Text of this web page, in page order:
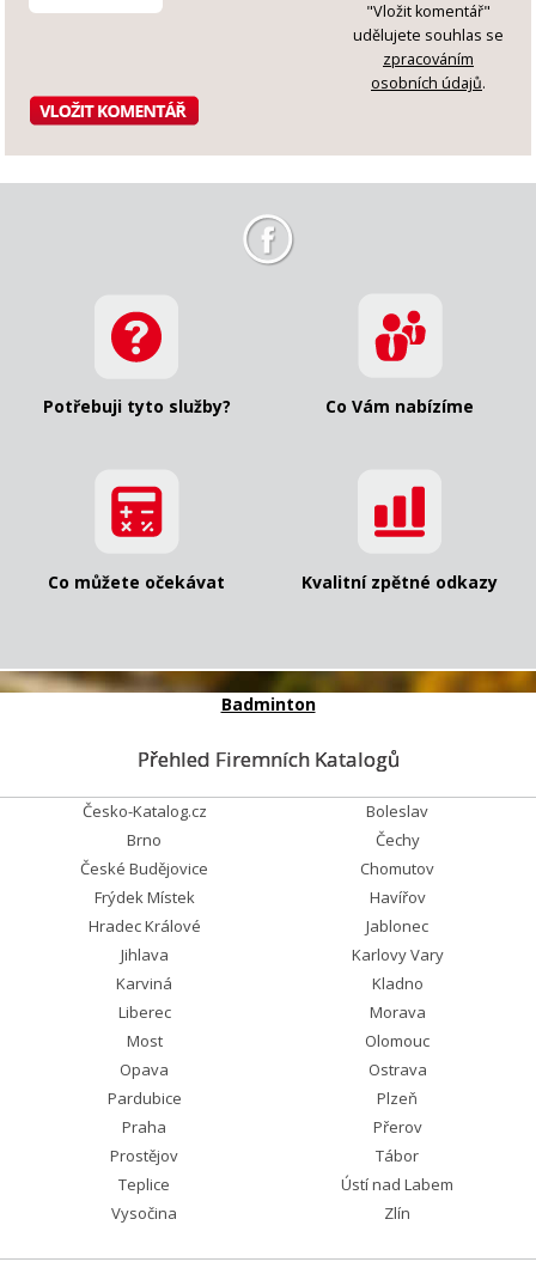
"Vložit komentář"
udělujete souhlas se
zpracováním
osobních údajů.
Potřebuji tyto služby? Co Vám nabízíme
Co můžete očekávat Kvalitní zpětné odkazy
Badminton
Přehled Firemních Katalogů
Česko-Katalog.cz
Boleslav
Brno
Čechy
České Budějovice
Chomutov
Frýdek Místek
Havířov
Hradec Králové
Jablonec
Jihlava
Karlovy Vary
Karviná
Kladno
Liberec
Morava
Most
Olomouc
Opava
Ostrava
Pardubice
Plzeň
Praha
Přerov
Prostějov
Tábor
Teplice
Ústí nad Labem
Vysočina
Zlín